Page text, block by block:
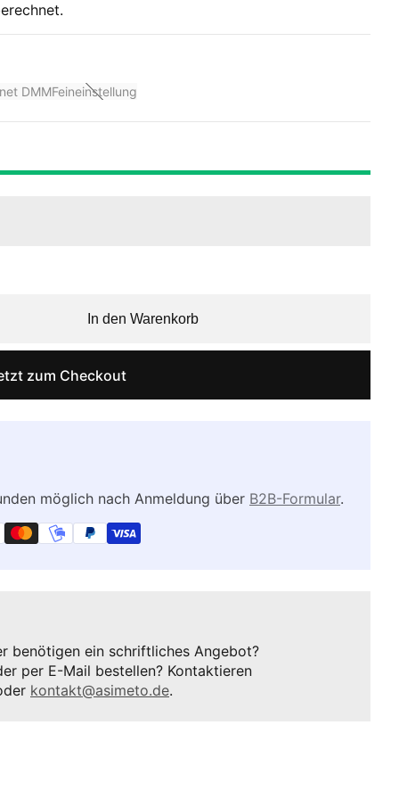
DMMFeineinstellung
In den Warenkorb
zum Checkout
möglich nach Anmeldung über B2B-Formular.
benötigen ein schriftliches Angebot?
per E-Mail bestellen? Kontaktieren
kontakt@asimeto.de.